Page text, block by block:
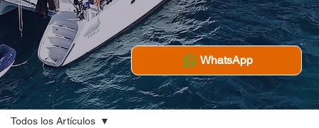
WhatsApp
Todos los Artículos